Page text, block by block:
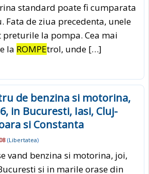
standard poate fi cumparata
Fata de ziua precedenta, unele
la pompa. Cea mai
la ROMPEtrol, unde […]
de benzina si motorina,
in Bucuresti, Iasi, Cluj-
si Constanta
(Libertatea)
vand benzina si motorina, joi,
si in marile orase din